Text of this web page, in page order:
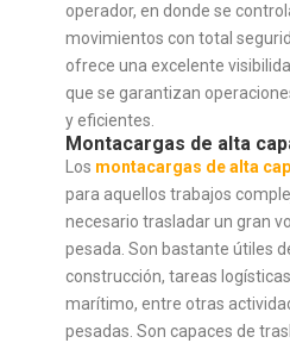
operador, en donde se
movimientos con total
ofrece una excelente
que se garantizan
y eficientes.
Montacargas de alta
Los montacargas de alta
para aquellos trabajos
necesario trasladar un gran
pesada. Son bastante útiles
construcción, tareas
marítimo, entre otras
pesadas. Son capaces de